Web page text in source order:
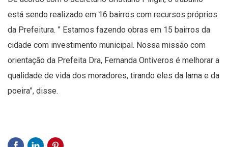
está sendo realizado em 16 bairros com recursos próprios
da Prefeitura. ” Estamos fazendo obras em 15 bairros da
cidade com investimento municipal. Nossa missão com
orientação da Prefeita Dra, Fernanda Ontiveros é melhorar a
qualidade de vida dos moradores, tirando eles da lama e da
poeira”, disse.